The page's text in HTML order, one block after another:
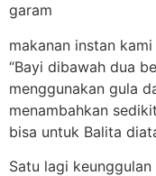
garam
makanan instan
“Bayi dibawah dua
menggunakan gula
menambahkan
bisa untuk Balita
Satu lagi